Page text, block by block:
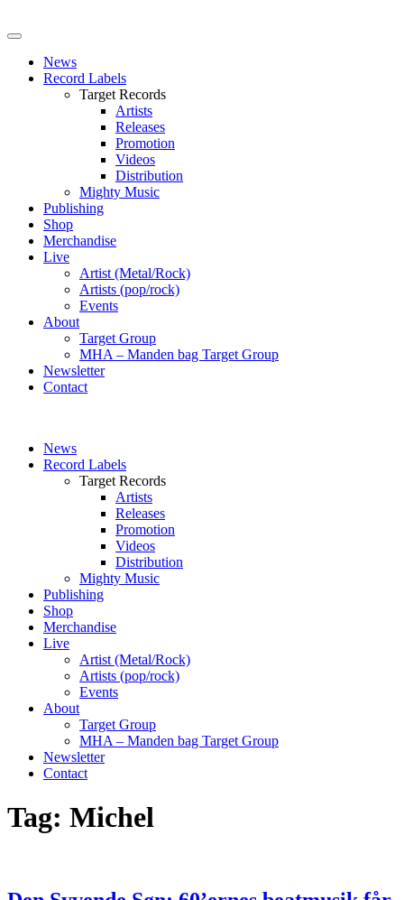
News
Record Labels
Target Records
Artists
Releases
Promotion
Videos
Distribution
Mighty Music
Publishing
Shop
Merchandise
Live
Artist (Metal/Rock)
Artists (pop/rock)
Events
About
Target Group
MHA – Manden bag Target Group
Newsletter
Contact
News
Record Labels
Target Records
Artists
Releases
Promotion
Videos
Distribution
Mighty Music
Publishing
Shop
Merchandise
Live
Artist (Metal/Rock)
Artists (pop/rock)
Events
About
Target Group
MHA – Manden bag Target Group
Newsletter
Contact
Tag: Michel